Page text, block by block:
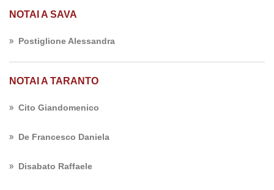
NOTAI A SAVA
Postiglione Alessandra
NOTAI A TARANTO
Cito Giandomenico
De Francesco Daniela
Disabato Raffaele